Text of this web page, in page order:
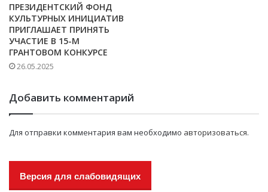
ПРЕЗИДЕНТСКИЙ ФОНД
КУЛЬТУРНЫХ ИНИЦИАТИВ
ПРИГЛАШАЕТ ПРИНЯТЬ
УЧАСТИЕ В 15-М
ГРАНТОВОМ КОНКУРСЕ
26.05.2025
Добавить комментарий
Для отправки комментария вам необходимо авторизоваться.
Версия для слабовидящих